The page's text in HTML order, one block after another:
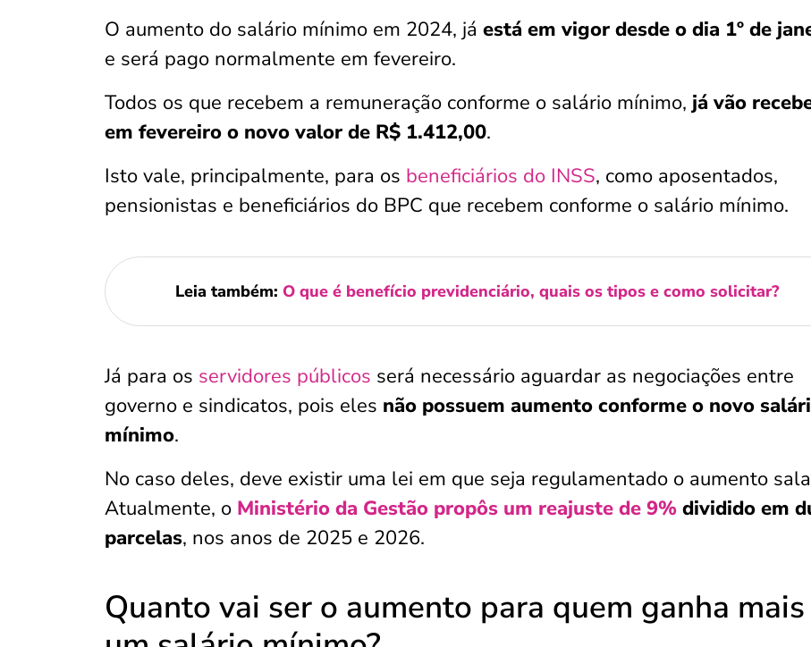
O aumento do salário mínimo em 2024, já está em vigor desde o dia 1º de
e será pago normalmente em fevereiro.
Todos os que recebem a remuneração conforme o salário mínimo,já vão
em fevereiro o novo valor de R$ 1.412,00.
Isto vale, principalmente, para os beneficiários do INSS, como aposentados,
pensionistas e beneficiários do BPC que recebem conforme o salário mínimo.
Leia também: O que é benefício previdenciário, quais os tipos e como solicitar?
Já para os servidores públicos será necessário aguardar as negociações entre
governo e sindicatos, pois eles não possuem aumento conforme o novo
mínimo.
No caso deles, deve existir uma lei em que seja regulamentado o aumento
Atualmente, o Ministério da Gestão propôs um reajuste de 9% dividido em
parcelas, nos anos de 2025 e 2026.
Quanto vai ser o aumento para quem ganha